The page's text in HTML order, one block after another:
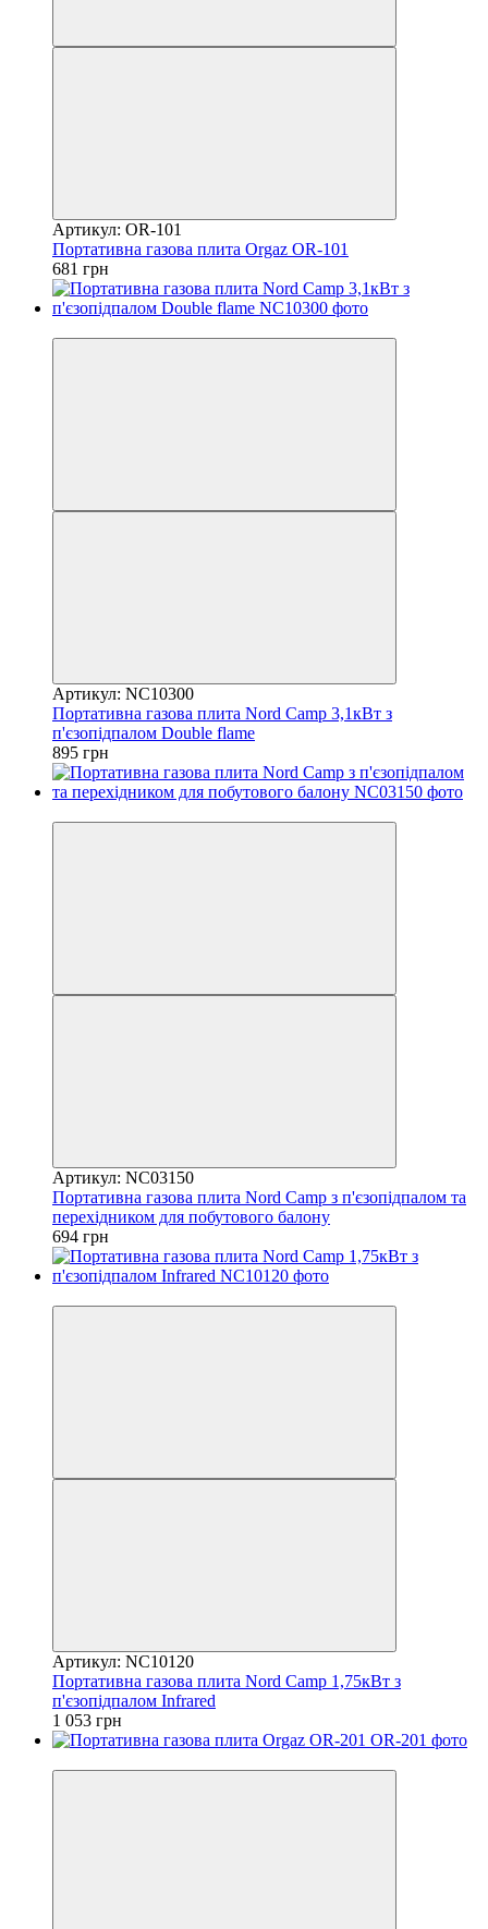
Артикул: OR-101
Портативна газова плита Orgaz OR-101
681 грн
Артикул: NC10300
Портативна газова плита Nord Camp 3,1кВт з
п'єзопідпалом Double flame
895 грн
Артикул: NC03150
Портативна газова плита Nord Camp з п'єзопідпалом та
перехідником для побутового балону
694 грн
Артикул: NC10120
Портативна газова плита Nord Camp 1,75кВт з
п'єзопідпалом Infrared
1 053 грн